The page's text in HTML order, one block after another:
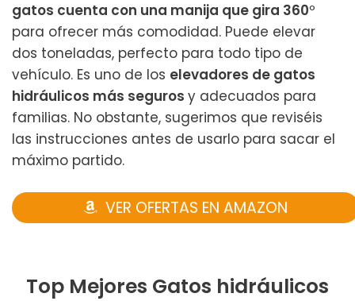
gatos cuenta con una manija que gira 360º
para ofrecer más comodidad. Puede elevar
dos toneladas, perfecto para todo tipo de
vehículo. Es uno de los elevadores de gatos
hidráulicos más seguros y adecuados para
familias. No obstante, sugerimos que reviséis
las instrucciones antes de usarlo para sacar el
máximo partido.
VER OFERTAS EN AMAZON
Top Mejores Gatos hidráulicos